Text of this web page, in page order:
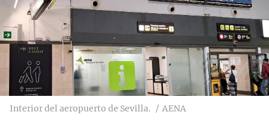
Interior del aeropuerto de Sevilla. AENA